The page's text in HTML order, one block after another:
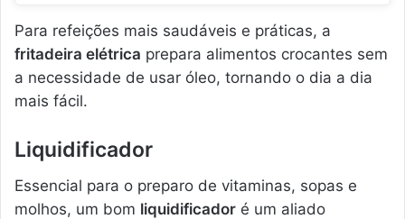
Para refeições mais saudáveis e práticas, a
fritadeira elétrica prepara alimentos crocantes sem
a necessidade de usar óleo, tornando o dia a dia
mais fácil.
Liquidificador
Essencial para o preparo de vitaminas, sopas e
molhos, um bom liquidificador é um aliado